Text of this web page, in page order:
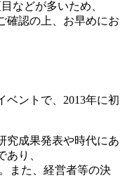
などが多いため、
確認の上、お早めにお
ベントで、2013年に初
究成果発表や時代にあ
り、
また、経営者等の決